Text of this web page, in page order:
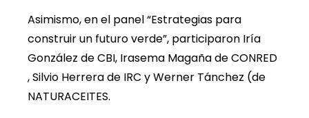
Asimismo, en el panel “Estrategias para
construir un futuro verde”, participaron Iría
González de CBI, Irasema Magaña de CONRED
, Silvio Herrera de IRC y Werner Tánchez (de
NATURACEITES.